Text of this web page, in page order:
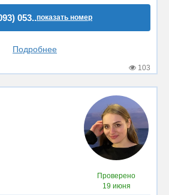
053..показать номер
Подробнее
103
Проверено
19 июня